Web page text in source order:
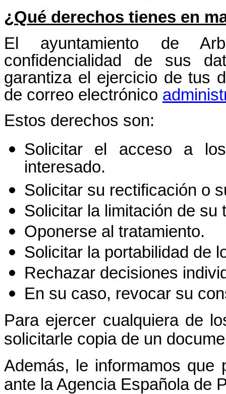
¿Qué derechos tienes en
El ayuntamiento de
confidencialidad de sus
garantiza el ejercicio de tus
de correo electrónico
Estos derechos son:
Solicitar el acceso a
interesado.
Solicitar su rectificación o
Solicitar la limitación de su
Oponerse al tratamiento.
Solicitar la portabilidad de
Rechazar decisiones
En su caso, revocar su
Para ejercer cualquiera de
solicitarle copia de un
Además, le informamos que
ante la Agencia Española de